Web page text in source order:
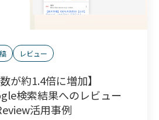
レビュー
が約1.4倍に増加】
検索結果へのレビュー
活用事例